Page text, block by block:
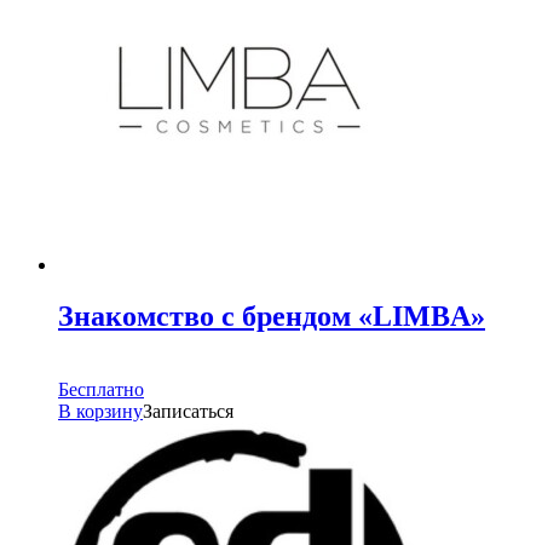
Знакомство с брендом «LIMBA»
Бесплатно
В корзинуЗаписаться